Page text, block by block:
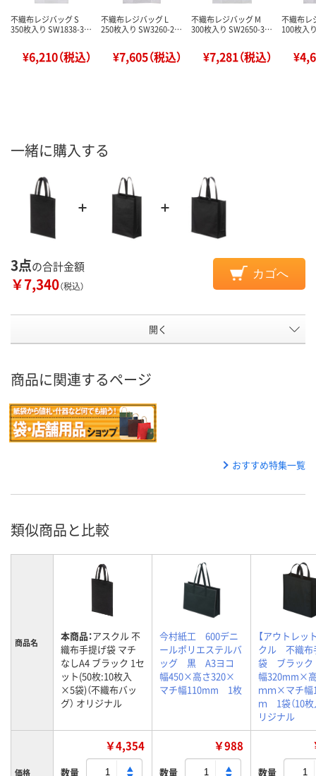
不織布レジバッグ S
350枚入り SW1838-3…
¥6,210（税込）
不織布レジバッグ L
250枚入り SW3260-2…
¥7,605（税込）
不織布レジバッグ M
300枚入り SW2650-3…
¥7,281（税込）
不織布レ
100枚入
一緒に購入する
3点の合計金額
￥7,340（税込）
カゴへ
開く
商品に関連するページ
おすすめ特集一覧
類似商品と比較
商品名 本商品：アスクル 不
織布手提げ袋 マチ
なしA4 ブラック 1セ
ット(50枚:10枚入
×5袋)（不織布バッ
グ） オリジナル
今村紙工 600デニ
ールポリエステルバ
ッグ 黒 A3ヨコ
幅450×高さ320×
マチ幅110mm 1枚
【アウトレッ
クル 不織布
袋 ブラッ
幅320mm×
ｍｍ×マチ幅
ｍ 1袋（10枚
リジナル
価格
￥4,354
数量
￥988
数量 数量